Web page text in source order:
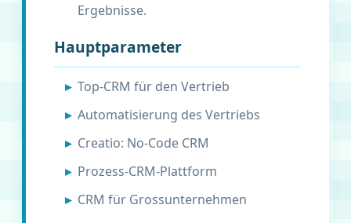
Ergebnisse.
Hauptparameter
Top-CRM für den Vertrieb
Automatisierung des Vertriebs
Creatio: No-Code CRM
Prozess-CRM-Plattform
CRM für Grossunternehmen